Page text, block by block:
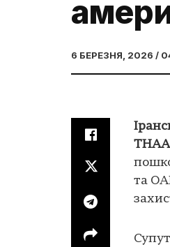
6 БЕРЕЗНЯ, 2026 /
та